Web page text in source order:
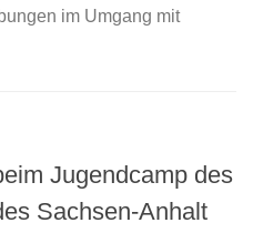
im Umgang mit
Jugendcamp des
Sachsen-Anhalt